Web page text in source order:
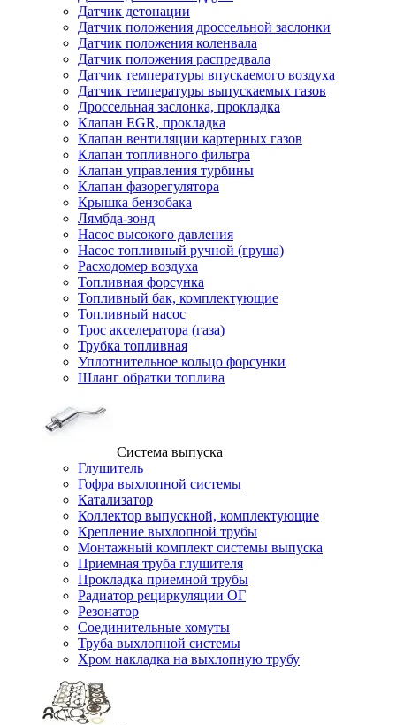
Датчик детонации
Датчик положения дроссельной заслонки
Датчик положения коленвала
Датчик положения распредвала
Датчик температуры впускаемого воздуха
Датчик температуры выпускаемых газов
Дроссельная заслонка, прокладка
Клапан EGR, прокладка
Клапан вентиляции картерных газов
Клапан топливного фильтра
Клапан управления турбины
Клапан фазорегулятора
Крышка бензобака
Лямбда-зонд
Насос высокого давления
Насос топливный ручной (груша)
Расходомер воздуха
Топливная форсунка
Топливный бак, комплектующие
Топливный насос
Трос акселератора (газа)
Трубка топливная
Уплотнительное кольцо форсунки
Шланг обратки топлива
Система выпуска
Глушитель
Гофра выхлопной системы
Катализатор
Коллектор выпускной, комплектующие
Крепление выхлопной трубы
Монтажный комплект системы выпуска
Приемная труба глушителя
Прокладка приемной трубы
Радиатор рециркуляции ОГ
Резонатор
Соединительные хомуты
Труба выхлопной системы
Хром накладка на выхлопную трубу